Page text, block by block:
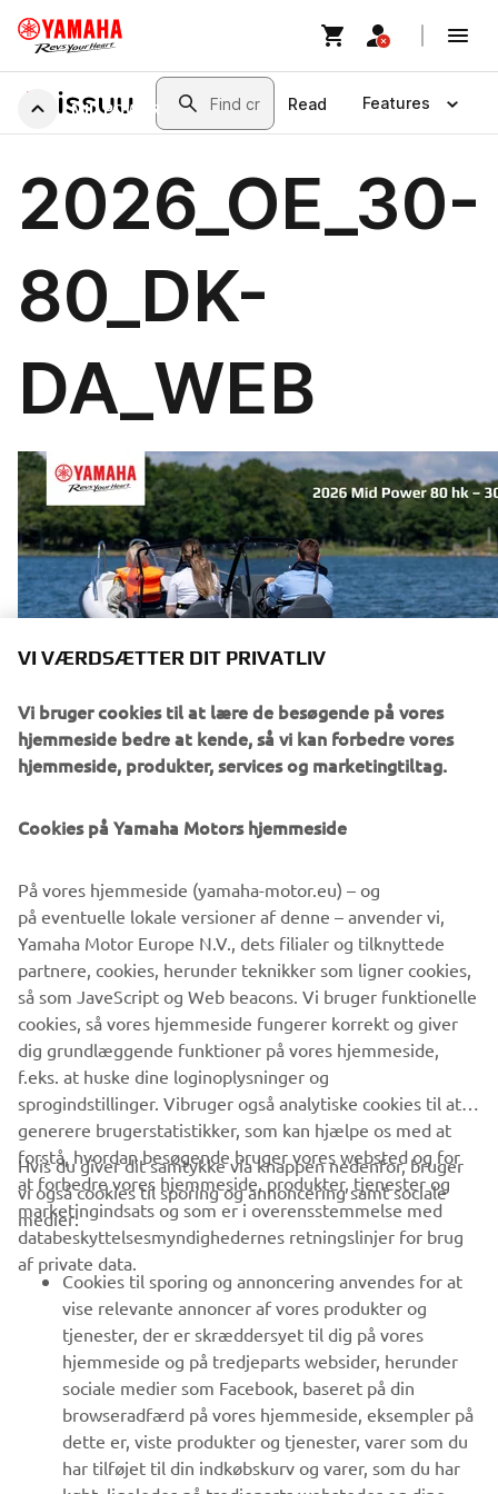
MID POWER
VI VÆRDSÆTTER DIT PRIVATLIV
Vi bruger cookies til at lære de besøgende på vores
hjemmeside bedre at kende, så vi kan forbedre vores
hjemmeside, produkter, services og marketingtiltag.
Cookies på Yamaha Motors hjemmeside
På vores hjemmeside (yamaha-motor.eu) – og
på eventuelle lokale versioner af denne – anvender vi,
Yamaha Motor Europe N.V., dets filialer og tilknyttede
partnere, cookies, herunder teknikker som ligner cookies,
så som JaveScript og Web beacons. Vi bruger funktionelle
cookies, så vores hjemmeside fungerer korrekt og giver
dig grundlæggende funktioner på vores hjemmeside,
f.eks. at huske dine loginoplysninger og
sprogindstillinger. Vibruger også analytiske cookies til at
generere brugerstatistikker, som kan hjælpe os med at
forstå, hvordan besøgende bruger vores websted og for
at forbedre vores hjemmeside, produkter, tjenester og
marketingindsats og som er i overensstemmelse med
databeskyttelsesmyndighedernes retningslinjer for brug
af private data.
Hvis du giver dit samtykke via knappen nedenfor, bruger
vi også cookies til sporing og annoncering samt sociale
medier:
Cookies til sporing og annoncering anvendes for at
vise relevante annoncer af vores produkter og
tjenester, der er skræddersyet til dig på vores
hjemmeside og på tredjeparts websider, herunder
sociale medier som Facebook, baseret på din
browseradfærd på vores hjemmeside, eksempler på
dette er, viste produkter og tjenester, varer som du
har tilføjet til din indkøbskurv og varer, som du har